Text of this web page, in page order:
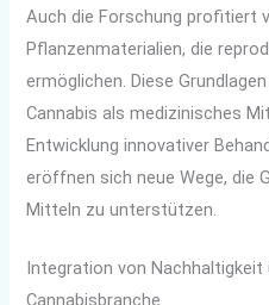
Auch die Forschung profitiert
Pflanzenmaterialien, die
ermöglichen. Diese
Cannabis als medizinisches
Entwicklung innovativer
eröffnen sich neue Wege, die
Mitteln zu unterstützen.
Integration von Nachhaltigkeit
Cannabisbranche